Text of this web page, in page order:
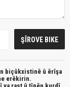
biçûkxistinê û êrîşa
erêkirin.